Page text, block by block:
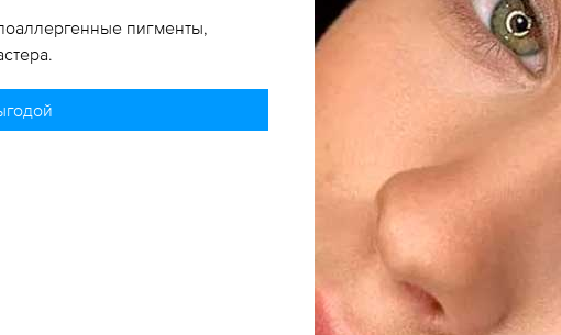
пигменты,